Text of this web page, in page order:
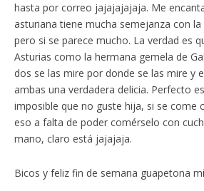
hasta por correo jajajajajaja. Me
asturiana tiene mucha semejanza con
pero si se parece mucho. La verdad es
Asturias como la hermana gemela de
dos se las mire por donde se las mire y
ambas una verdadera delicia. Perfecto
imposible que no guste hija, si se come
eso a falta de poder comérselo con
mano, claro está jajajaja.
Bicos y feliz fin de semana guapetona